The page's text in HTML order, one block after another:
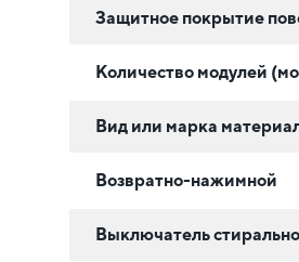
Защитное покрытие
Количество модулей
Вид или марка
Возвратно-нажимной
Выключатель